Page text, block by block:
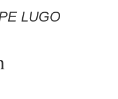
LUGO